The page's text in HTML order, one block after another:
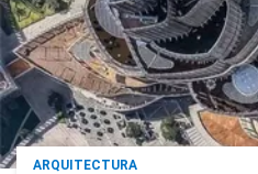
ARQUITECTURA